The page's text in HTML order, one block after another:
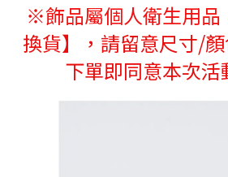
※飾品屬個人衛生用品
換貨】，請留意尺寸/顏
下單即同意本次